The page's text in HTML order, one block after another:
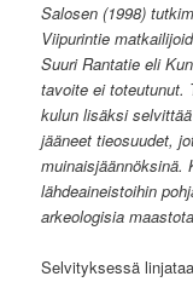
Salosen (1998)
Viipurintie
Suuri Rantatie eli
tavoite ei toteutunut.
kulun lisäksi
jääneet tieosuudet,
muinaisjäännöksinä.
lähdeaineistoihin
arkeologisia
Selvityksessä